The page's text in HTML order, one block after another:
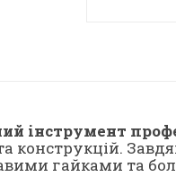
інструмент
конструкцій.
гайками та